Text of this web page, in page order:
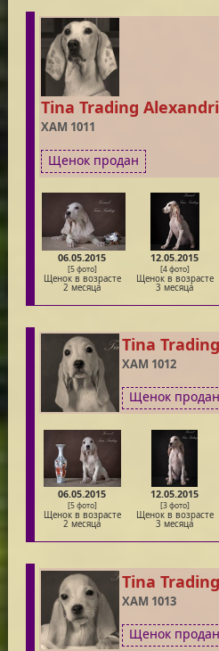
Tina Trading
XAM 1011
Щенок продан
06.05.2015
[5 фото]
Щенок в возрасте
2 месяца
12.05.2015
[4 фото]
Щенок в возрасте
3 месяца
Tina
XAM 1012
Щенок продан
06.05.2015
[5 фото]
Щенок в возрасте
2 месяца
12.05.2015
[3 фото]
Щенок в возрасте
3 месяца
Tina
XAM 1013
Щенок продан